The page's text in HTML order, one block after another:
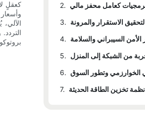
الآلي،
2. كعامل محفز مالي
3. الاستقرار والمرونة
4. السيبراني والسلامة
5.
6. الخوارزمي وتطور السوق
7.